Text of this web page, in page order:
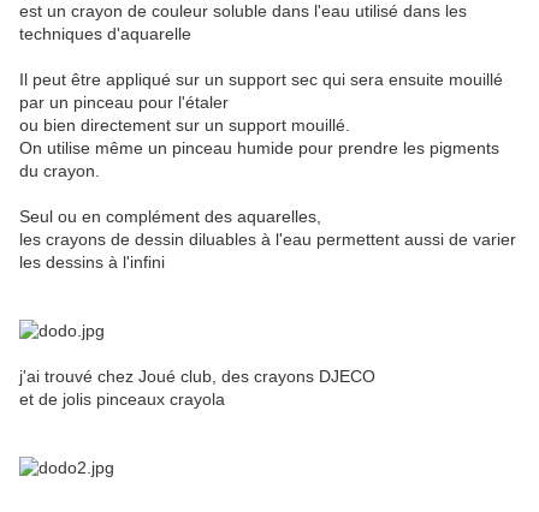
est un crayon de couleur soluble dans l'eau utilisé dans les
techniques d'aquarelle
Il peut être appliqué sur un support sec qui sera ensuite mouillé
par un pinceau pour l'étaler
ou bien directement sur un support mouillé.
On utilise même un pinceau humide pour prendre les pigments
du crayon.
Seul ou en complément des aquarelles,
les crayons de dessin diluables à l'eau permettent aussi de varier
les dessins à l'infini
j'ai trouvé chez Joué club, des crayons DJECO
et de jolis pinceaux crayola